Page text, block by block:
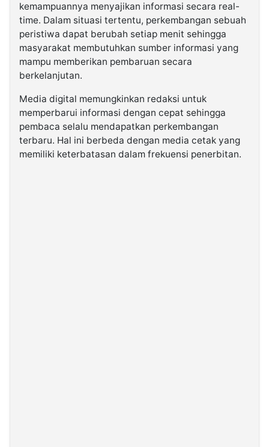
kemampuannya menyajikan informasi secara real-
time. Dalam situasi tertentu, perkembangan sebuah
peristiwa dapat berubah setiap menit sehingga
masyarakat membutuhkan sumber informasi yang
mampu memberikan pembaruan secara
berkelanjutan.
Media digital memungkinkan redaksi untuk
memperbarui informasi dengan cepat sehingga
pembaca selalu mendapatkan perkembangan
terbaru. Hal ini berbeda dengan media cetak yang
memiliki keterbatasan dalam frekuensi penerbitan.